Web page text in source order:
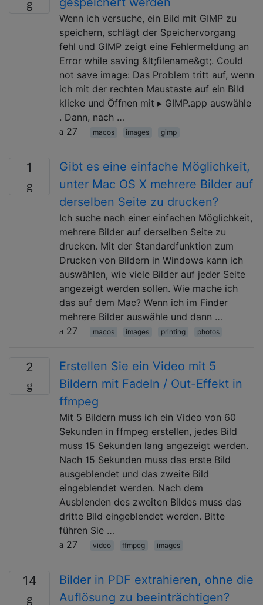
Wenn ich versuche, ein Bild mit GIMP zu
speichern, schlägt der Speichervorgang
fehl und GIMP zeigt eine Fehlermeldung an
Error while saving &lt;filename&gt;. Could
not save image: Das Problem tritt auf, wenn
ich mit der rechten Maustaste auf ein Bild
klicke und Öffnen mit ▸ GIMP.app auswähle
. Dann, nach …
27
macos images gimp
1
Gibt es eine einfache Möglichkeit,
unter Mac OS X mehrere Bilder auf
derselben Seite zu drucken?
Ich suche nach einer einfachen Möglichkeit,
mehrere Bilder auf derselben Seite zu
drucken. Mit der Standardfunktion zum
Drucken von Bildern in Windows kann ich
auswählen, wie viele Bilder auf jeder Seite
angezeigt werden sollen. Wie mache ich
das auf dem Mac? Wenn ich im Finder
mehrere Bilder auswähle und dann …
27
macos images printing photos
2
Erstellen Sie ein Video mit 5
Bildern mit FadeIn / Out-Effekt in
ffmpeg
Mit 5 Bildern muss ich ein Video von 60
Sekunden in ffmpeg erstellen, jedes Bild
muss 15 Sekunden lang angezeigt werden.
Nach 15 Sekunden muss das erste Bild
ausgeblendet und das zweite Bild
eingeblendet werden. Nach dem
Ausblenden des zweiten Bildes muss das
dritte Bild eingeblendet werden. Bitte
führen Sie …
27
video ffmpeg images
14
Bilder in PDF extrahieren, ohne die
Auflösung zu beeinträchtigen?